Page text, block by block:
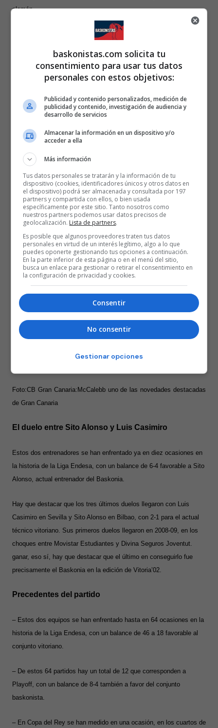
alemán.
Además de ganar todos los partidos hay que destacar la manera en
pretemporada, firmando una media de 92,3 puntos por choque.
solvencia, como lo demuestra la diferencia media obtenida por el
equipo, 19,8 puntos. En tres partidos superó los 20 puntos de
– Iberostar Tenerife – Herbalife Gran Canaria 63-77
– Movistar Estudiantes – Herbalife Gran Canaria 65-91
– Unicaja – Herbalife Gran Canaria 69-93
– Montakit Fuenlabrada – Herbalife Gran Canaria 80-92
– Herbalife Gran Canaria – Dominion Bilbao Basket 105-81
– Herbalife Gran Canaria – Ratiopharm Ulm 96-77
Foto:CB Gran Canaria:McCalebb uno de las novedades destacadas
de Gran Canaria
El duelo entre Sito Alonso y Luis Casimiro
Estos dos entrenadores se han enfrentado ya en diez ocasiones en
la historia de la Liga Endesa, con un balance de 6-4 favorable a Sito
Alonso, actual entrenador del Baskonia.
Hay que destacar que los tres últimos duelos llegaron con Luis
Casimiro en Sevilla y Sito Alonso en Bilbao, con 2-1 para el actual
técnico vitoriano. Sus primeros duelos llegaron en 2008-09, en los
choques entre Movistar Estudiantes y Divina Seguros Joventut.
ganar, eso sí, hay que destacar que el último en conseguirlo fue
precisamente el Baskonia en la edición de Vitoria’02.
Precedentes del partido
– Estos dos equipos se han enfrentado hasta en 64 ocasiones en la
historia de la Liga Endesa, con un balance de 46 a 18 favorable al
conjunto vitoriano.
– De estos 64 partidos hay un total de 12 que corresponden a
Playoff, con un balance de 8-4 también a favor del conjunto
baskonista.
– En Copa del Rey se han medido en una ocasión, en los cuartos de
baskonistas.com solicita tu
consentimiento para usar tus datos
personales con estos objetivos:
Publicidad y contenido personalizados, medición de
publicidad y contenido, investigación de audiencia y
desarrollo de servicios
Almacenar la información en un dispositivo y/o
acceder a ella
Más información
Tus datos personales se tratarán y la información de tu
dispositivo (cookies, identificadores únicos y otros datos en
el dispositivo) podrá ser almacenada y consultada por 197
partners y compartida con ellos, o bien usada
específicamente por este sitio. Tanto nosotros como
nuestros partners podemos usar datos precisos de
geolocalización. Lista de partners.
Es posible que algunos proveedores traten tus datos
personales en virtud de un interés legítimo, algo a lo que
puedes oponerte gestionando tus opciones a continuación.
En la parte inferior de esta página o en el menú del sitio,
busca un enlace para gestionar o retirar el consentimiento en
la configuración de privacidad y cookies.
Consentir
No consentir
Gestionar opciones